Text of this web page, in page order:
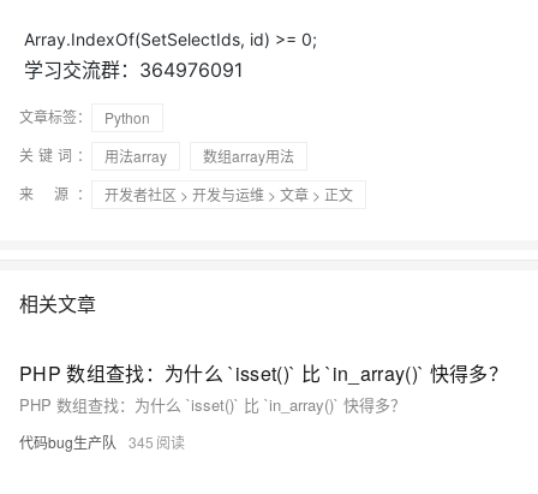
Array.IndexOf(SetSelectIds, id) >= 0;
学习交流群：364976091
文章标签：
Python
关键词：
用法array
数组array用法
来 源：
开发者社区 > 开发与运维 > 文章 > 正文
相关文章
PHP 数组查找：为什么 `isset()` 比 `in_array()` 快得多？
PHP 数组查找：为什么 `isset()` 比 `in_array()` 快得多？
代码bug生产队 345